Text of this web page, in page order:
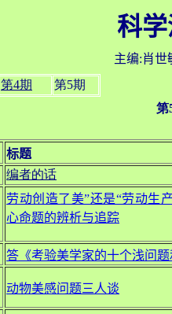
科
主编:肖世
第4期
第5期
第
标题
编者的话
劳动创造了美”还是“劳动生
心命题的辨析与追踪
答《考验美学家的十个浅问
动物美感问题三人谈